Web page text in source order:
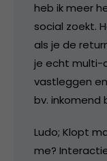
heb ik meer
social zoekt.
als je de
je echt multi-
vastleggen
bv. inkomend
Ludo; Klopt
me?